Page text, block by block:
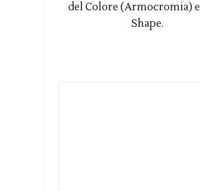
del Colore (Armocromia)
Shape.